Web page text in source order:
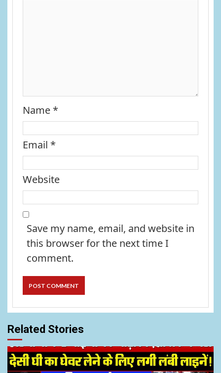
Name *
Email *
Website
Save my name, email, and website in
this browser for the next time I
comment.
Related Stories